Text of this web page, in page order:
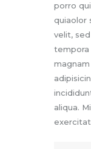
porro
quiaolor
velit,
tempora
aliqua.